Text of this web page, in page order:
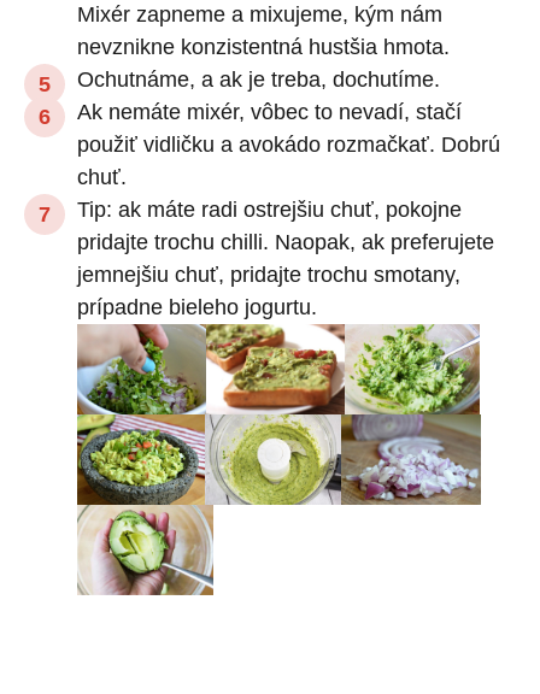
Mixér zapneme a mixujeme, kým nám
nevznikne konzistentná hustšia hmota.
Ochutnáme, a ak je treba, dochutíme.
Ak nemáte mixér, vôbec to nevadí, stačí
použiť vidličku a avokádo rozmačkať. Dobrú
chuť.
Tip: ak máte radi ostrejšiu chuť, pokojne
pridajte trochu chilli. Naopak, ak preferujete
jemnejšiu chuť, pridajte trochu smotany,
prípadne bieleho jogurtu.